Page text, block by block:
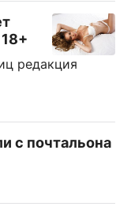
редакция
с почтальона